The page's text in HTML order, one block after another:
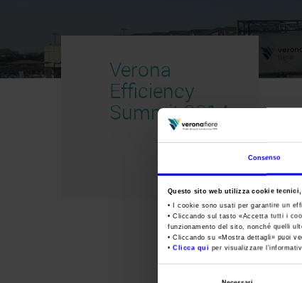
Consenso
Questo sito web utilizza cookie
• I cookie sono usati per garantire un
• Cliccando sul tasto «Accetta tutti i
funzionamento del sito, nonché quelli
• Cliccando su «Mostra dettagli» puoi
•Clicca qui per visualizzare
Verona
Efficiency
Summit 2014